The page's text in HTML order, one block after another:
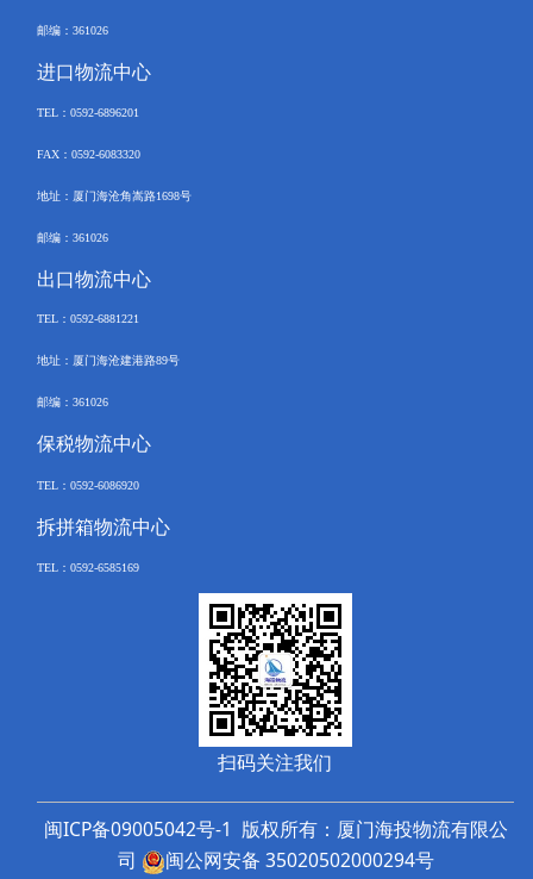
邮编：361026
进口物流中心
TEL ：0592-6896201
FAX ：0592-6083320
地址：厦门海沧角嵩路1698号
邮编：361026
出口物流中心
TEL ：0592-6881221
地址：厦门海沧建港路89号
邮编：361026
保税物流中心
TEL ：0592-6086920
拆拼箱物流中心
TEL ：0592-6585169
扫码关注我们
闽ICP备09005042号-1 版权所有： 厦门海投物流有限公
司
闽公网安备 35020502000294号